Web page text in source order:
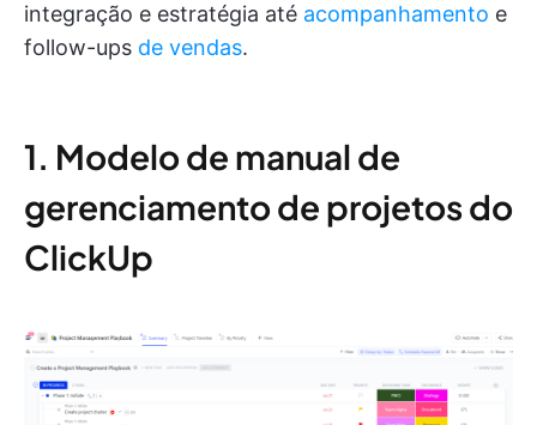
integração e estratégia até acompanhamento e
follow-ups de vendas.
1. Modelo de manual de
gerenciamento de projetos do
ClickUp